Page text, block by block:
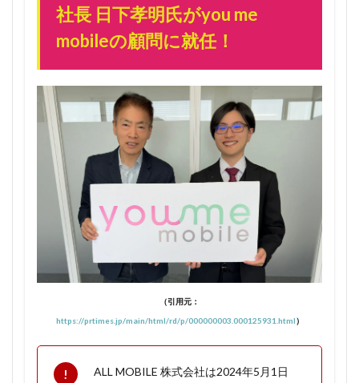
に入っ
ていれ
ば紹介
1.1.3
さらに
人紹介
すれば2
回線無
料に！
1.1.4
家族全
員でお
得に！
料にな
ってし
社長 日下孝明氏がyou me
mobileの顧問に就任！
（引用元：
https://prtimes.jp/main/html/rd/p/000000003.000125931.html）
ALL MOBILE 株式会社は2024年5月1日